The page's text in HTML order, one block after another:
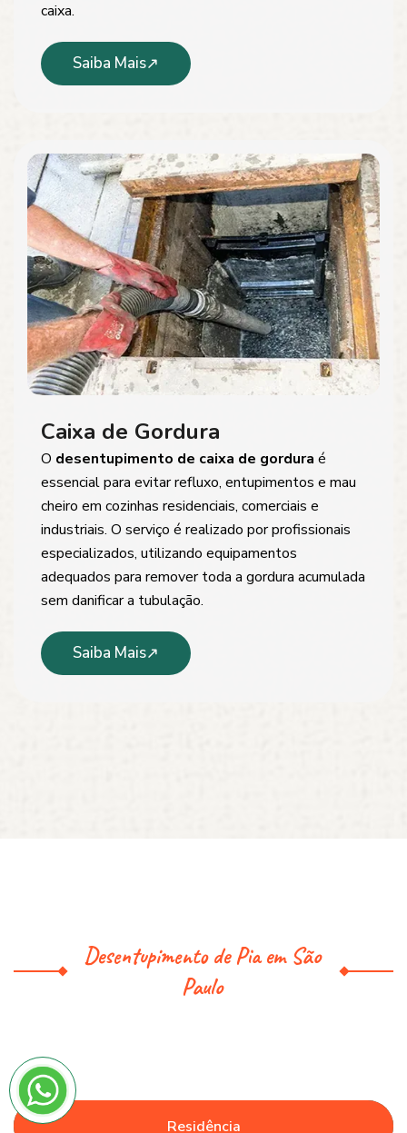
caixa.
Saiba Mais
Caixa de Gordura
O desentupimento de caixa de gordura é
essencial para evitar refluxo, entupimentos e mau
cheiro em cozinhas residenciais, comerciais e
industriais. O serviço é realizado por profissionais
especializados, utilizando equipamentos
adequados para remover toda a gordura acumulada
sem danificar a tubulação.
Saiba Mais
Desentupimento de Pia em São
Paulo
Residência